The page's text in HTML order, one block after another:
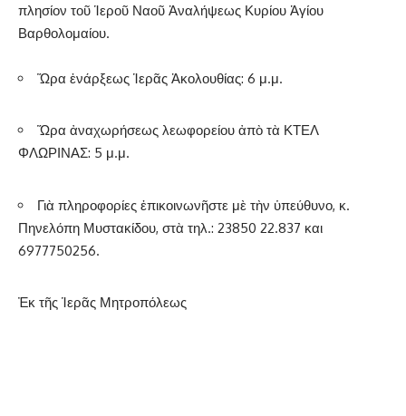
πλησίον τοῦ Ἱεροῦ Ναοῦ Ἀναλήψεως Κυρίου Ἁγίου
Βαρθολομαίου.
Ὥρα ἐνάρξεως Ἱερᾶς Ἀκολουθίας: 6 μ.μ.
Ὥρα ἀναχωρήσεως λεωφορείου ἀπὸ τὰ ΚΤΕΛ
ΦΛΩΡΙΝΑΣ: 5 μ.μ.
Γιὰ πληροφορίες ἐπικοινωνῆστε μὲ τὴν ὑπεύθυνο, κ.
Πηνελόπη Μυστακίδου, στὰ τηλ.: 23850 22.837 και
6977750256.
Ἐκ τῆς Ἱερᾶς Μητροπόλεως